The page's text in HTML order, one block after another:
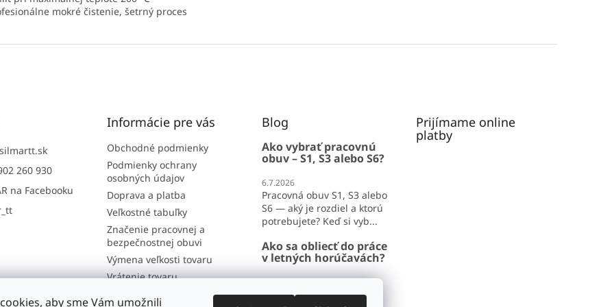
aby sme Vám umožnili
mokré čistenie, šetrný proces
silmartt.sk
260 930
na Facebooku
Informácie pre vás
Obchodné podmienky
Podmienky ochrany
osobných údajov
Doprava a platba
Veľkostné tabuľky
Značenie pracovnej a
bezpečnostnej obuvi
Výmena veľkosti tovaru
Vrátenie tovaru
Blog
Ako vybrať pracovnú
obuv – S1, S3 alebo S6?
6.7.2026
Pracovná obuv S1, S3 alebo
S6 — aký je rozdiel a ktorú
potrebujete? Keď si vyb...
Ako sa obliecť do práce
v letných horúčavách?
26.6.2026
Ako sa obliecť do práce v
Prijímame online
platby